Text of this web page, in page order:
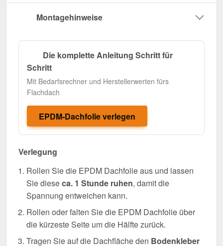
Montagehinweise
Die komplette Anleitung Schritt für
Schritt
Mit Bedarfsrechner und Herstellerwerten fürs
Flachdach
EPDM-Dachfolie verlegen
Verlegung
Rollen Sie die EPDM Dachfolie aus und lassen
Sie dieseca. 1 Stunde ruhen, damit die
Spannung entweichen kann.
Rollen oder falten Sie die EPDM Dachfolie über
die kürzeste Seite um die Hälfte zurück.
Tragen Sie auf die Dachfläche den Bodenkleber